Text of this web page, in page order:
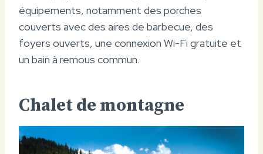
équipements, notamment des porches
couverts avec des aires de barbecue, des
foyers ouverts, une connexion Wi-Fi gratuite et
un bain à remous commun.
Chalet de montagne